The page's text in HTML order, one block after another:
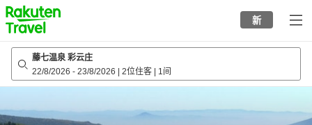
to
top
page
新
藤七温泉 彩云庄
22/8/2026 - 23/8/2026 2位住客 1间